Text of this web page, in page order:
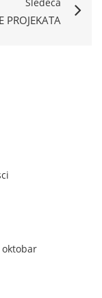
PROJEKATA
oktobar